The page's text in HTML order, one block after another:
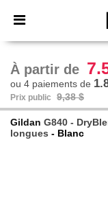
× Appli
Meilleurs
À partir de
ou 4 paiements de
Prix public 9,38 $
Gildan G840 -
longues - Blanc